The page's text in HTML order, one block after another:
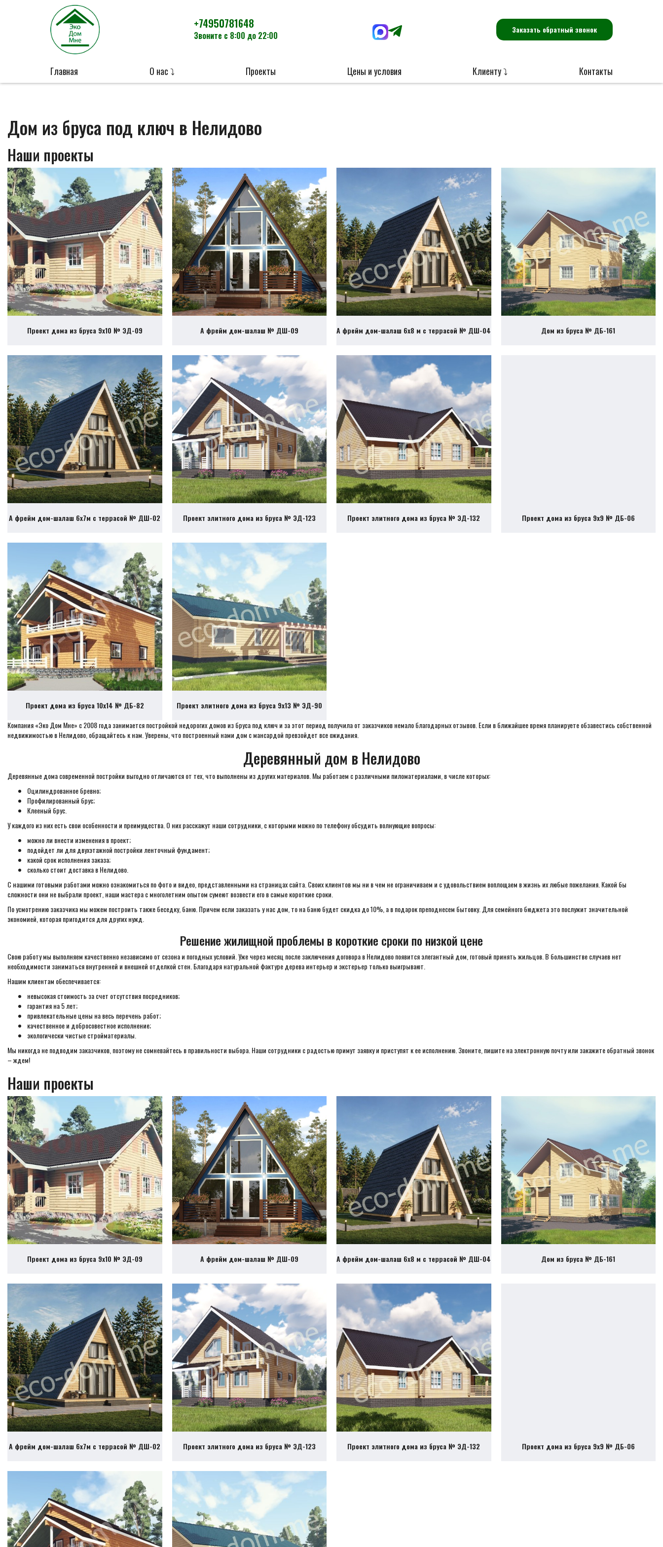
+74950781648
Звоните с 8:00 до 22:00
Заказать обратный звонок
Главная О нас ⤵ Проекты Цены и условия Клиенту ⤵ Контакты
Дом из бруса под ключ в Нелидово
Наши проекты
Проект дома из бруса 9х10 № ЭД-09 А фрейм дом-шалаш № ДШ-09 А фрейм дом-шалаш 6х8 м с террасой № ДШ-04 Дом из бруса № ДБ-161
А фрейм дом-шалаш 6х7м с террасой № ДШ-02 Проект элитного дома из бруса № ЭД-123 Проект элитного дома из бруса № ЭД-132 Проект дома из бруса 9х9 № ДБ-06
Проект дома из бруса 10х14 № ДБ-82
Проект элитного дома из бруса 9х13 № ЭД-90
Компания «Эко Дом Мне» с 2008 года занимается постройкой недорогих домов из бруса под ключ и за этот период получила от заказчиков немало благодарных отзывов. Если в ближайшее время планируете обзавестись собственной
недвижимостью в Нелидово, обращайтесь к нам. Уверены, что построенный нами дом с мансардой превзойдет все ожидания.
Деревянный дом в Нелидово
Деревянные дома современной постройки выгодно отличаются от тех, что выполнены из других материалов. Мы работаем с различными пиломатериалами, в числе которых:
Оцилиндрованное бревно;
Профилированный брус;
Клееный брус.
У каждого из них есть свои особенности и преимущества. О них расскажут наши сотрудники, с которыми можно по телефону обсудить волнующие вопросы:
можно ли внести изменения в проект;
подойдет ли для двухэтажной постройки ленточный фундамент;
какой срок исполнения заказа;
сколько стоит доставка в Нелидово.
С нашими готовыми работами можно ознакомиться по фото и видео, представленными на страницах сайта. Своих клиентов мы ни в чем не ограничиваем и с удовольствием воплощаем в жизнь их любые пожелания. Какой бы
сложности они не выбрали проект, наши мастера с многолетним опытом сумеют возвести его в самые короткие сроки.
По усмотрению заказчика мы можем построить также беседку, баню. Причем если заказать у нас дом, то на баню будет скидка до 10%, а в подарок преподнесем бытовку. Для семейного бюджета это послужит значительной
экономией, которая пригодится для других нужд.
Решение жилищной проблемы в короткие сроки по низкой цене
Свою работу мы выполняем качественно независимо от сезона и погодных условий. Уже через месяц после заключения договора в Нелидово появится элегантный дом, готовый принять жильцов. В большинстве случаев нет
необходимости заниматься внутренней и внешней отделкой стен. Благодаря натуральной фактуре дерева интерьер и экстерьер только выигрывают.
Нашим клиентам обеспечивается:
невысокая стоимость за счет отсутствия посредников;
гарантия на 5 лет;
привлекательные цены на весь перечень работ;
качественное и добросовестное исполнение;
экологически чистые стройматериалы.
Мы никогда не подводим заказчиков, поэтому не сомневайтесь в правильности выбора. Наши сотрудники с радостью примут заявку и приступят к ее исполнению. Звоните, пишите на электронную почту или закажите обратный звонок
– ждем!
Наши проекты
Проект дома из бруса 9х10 № ЭД-09 А фрейм дом-шалаш № ДШ-09 А фрейм дом-шалаш 6х8 м с террасой № ДШ-04 Дом из бруса № ДБ-161
А фрейм дом-шалаш 6х7м с террасой № ДШ-02 Проект элитного дома из бруса № ЭД-123 Проект элитного дома из бруса № ЭД-132 Проект дома из бруса 9х9 № ДБ-06